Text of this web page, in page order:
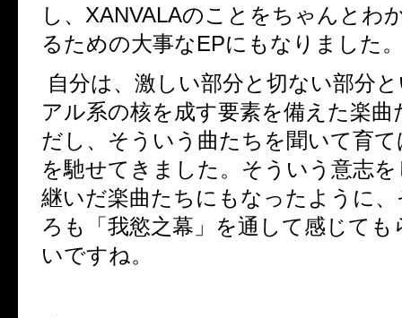
し、 XANVALAのことをちゃんとわ
るための大事なEPにもなりました
自分は、激しい部分と切ない部分
アル系の核を成す要素を備えた楽曲
だし、そういう曲たちを聞いて育
を馳せてきました。そういう意志
継いだ楽曲たちにもなったように
ろも「我慾之幕」を通して感じて
いですね。